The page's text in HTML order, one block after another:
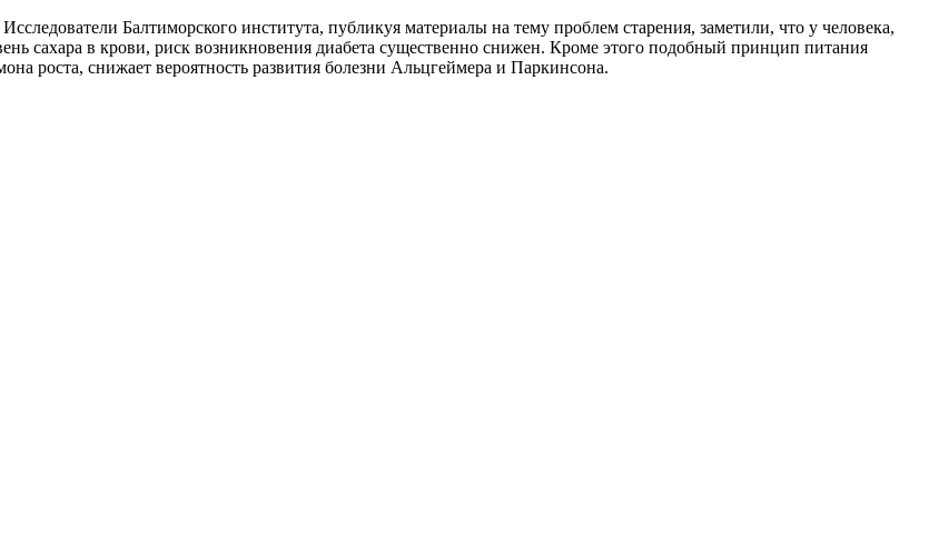
Балтиморского института, публикуя материалы на тему проблем старения, заметили, что у человека,
сахара в крови, риск возникновения диабета существенно снижен. Кроме этого подобный принцип питания
роста, снижает вероятность развития болезни Альцгеймера и Паркинсона.